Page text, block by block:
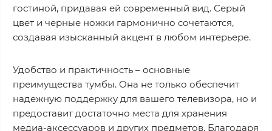
гостиной, придавая ей современный вид. Серый
цвет и черные ножки гармонично сочетаются,
создавая изысканный акцент в любом интерьере.
Удобство и практичность – основные
преимущества тумбы. Она не только обеспечит
надежную поддержку для вашего телевизора, но и
предоставит достаточно места для хранения
медиа-аксессуаров и других предметов. Благодаря